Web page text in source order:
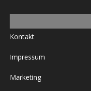
Kontakt
Impressum
Marketing